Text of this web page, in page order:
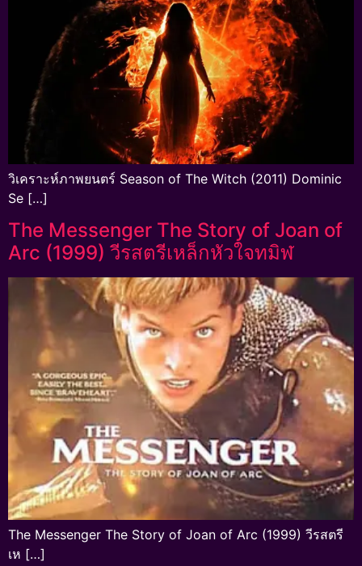
วิเคราะห์ภาพยนตร์ Season of The Witch (2011) Dominic
Se […]
The Messenger The Story of Joan of
Arc (1999) วีรสตรีเหล็กหัวใจทมิฬ
The Messenger The Story of Joan of Arc (1999) วีรสตรี
เห […]